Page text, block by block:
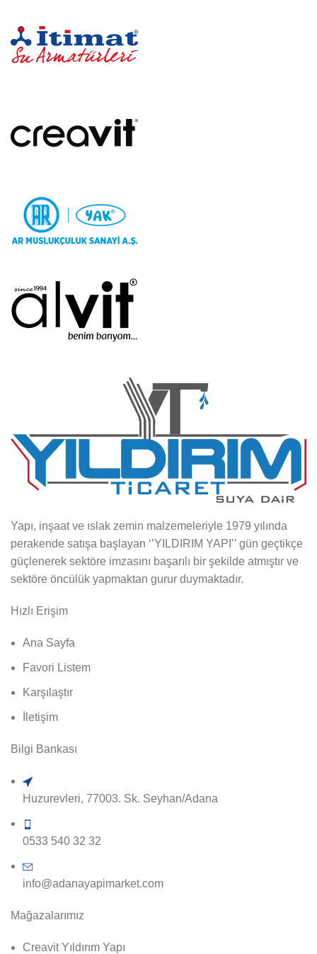
Yapı, inşaat ve ıslak zemin malzemeleriyle 1979 yılında
perakende satışa başlayan ‘’YILDIRIM YAPI’’ gün geçtikçe
güçlenerek sektöre imzasını başarılı bir şekilde atmıştır ve
sektöre öncülük yapmaktan gurur duymaktadır.
Hızlı Erişim
Ana Sayfa
Favori Listem
Karşılaştır
İletişim
Bilgi Bankası
Huzurevleri, 77003. Sk. Seyhan/Adana
0533 540 32 32
info@adanayapimarket.com
Mağazalarımız
Creavit Yıldırım Yapı